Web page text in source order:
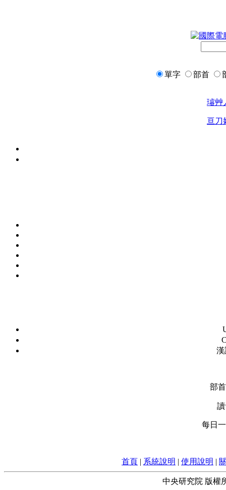
單字 部首
璿艸
亘刀
漢
部
每日
首頁 | 系統說明 | 使用說明 |
中央研究院 版權